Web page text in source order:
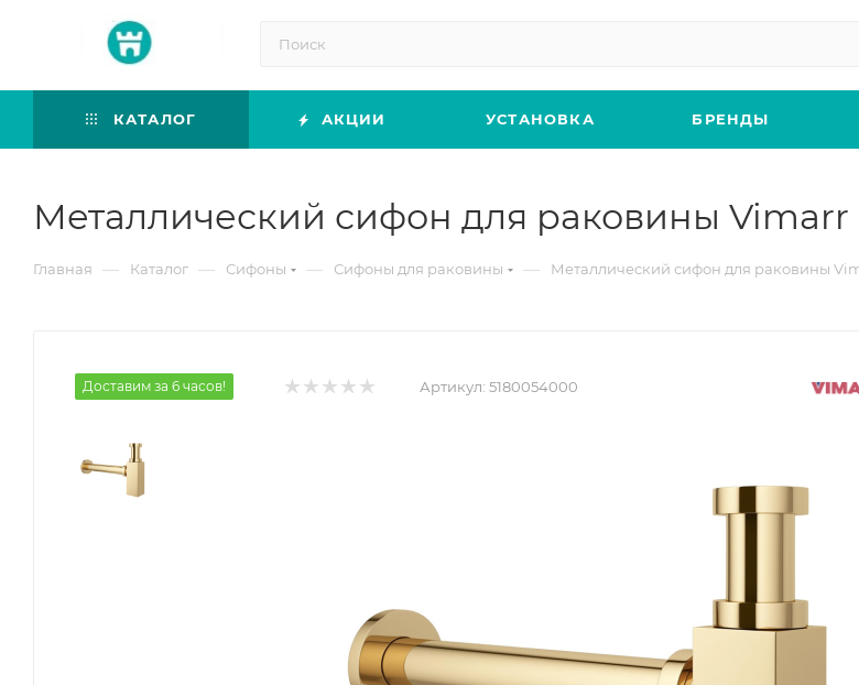
КАТАЛОГ АКЦИИ УСТАНОВКА БРЕНДЫ
Металлический сифон для раковины Vimarr
Главная — Каталог — Сифоны — Сифоны для раковины — Металлический сифон для раковины
Доставим за 6 часов! Артикул: 5180054000